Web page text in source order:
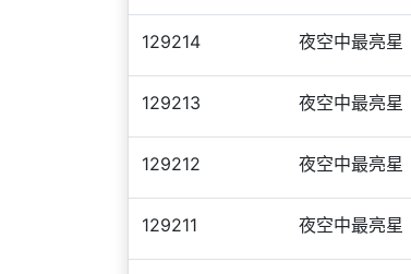
129214 夜空中最亮星
129213 夜空中最亮星
129212 夜空中最亮星
129211 夜空中最亮星